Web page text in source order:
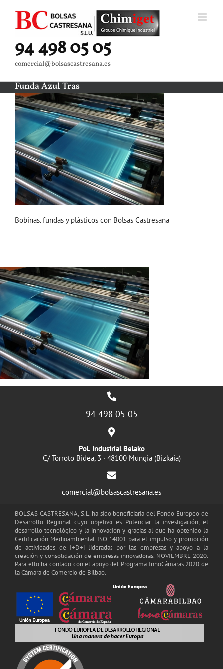
contenido
94 498 05 05
comercial@bolsascastresana.es
Funda Azul Tras
Bobinas, fundas y plásticos con Bolsas Castresana
94 498 05 05
Pol. Industrial Belako
C/ Torroto Bidea, 3 · 48100 Mungia (Bizkaia)
comercial@bolsascastresana.es
BOLSAS CASTRESANA, S.L. ha sido beneficiaria del Fondo Europeo de
Desarrollo Regional cuyo objetivo es Potenciar la investigación, el
desarrollo tecnológico y la innovación y gracias al que ha obtenido la
Certificación Medioambiental ISO 14001 para el impulso y promoción
de actividades de I+D+i lideradas por las empresas y apoyo a la
creación y consolidación de empresas innovadoras. NOVIEMBRE 2020.
Para ello ha contado con el apoyo del Programa InnoCámaras 2020 de
la Cámara de Comercio de Bilbao.